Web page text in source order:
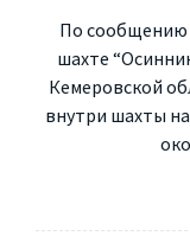
По сообщению
шахте
Кемеровской
внутри шахты